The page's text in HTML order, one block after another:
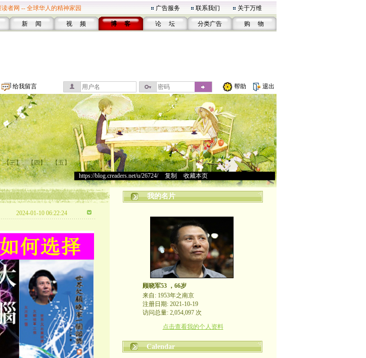
读者网 -- 全球华人的精神家园 广告服务 联系我们 关于万维
新 闻 视 频 博 客 论 坛 分类广告 购 物
给我留言 帮助 退出
【三】、【四】、【五】
https://blog.creaders.net/u/26724/> 复制 收藏本页
2024-01-10 06:22:24
我的名片
顾晓军53 ，66岁
来自: 1953年之南京
注册日期: 2021-10-19
访问总量: 2,054,097 次
点击查看我的个人资料
Calendar